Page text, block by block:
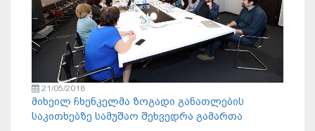
21/05/2018
მიხეილ ჩხენკელმა ზოგადი განათლების
საკითხებზე სამუშაო შეხვედრა გამართა